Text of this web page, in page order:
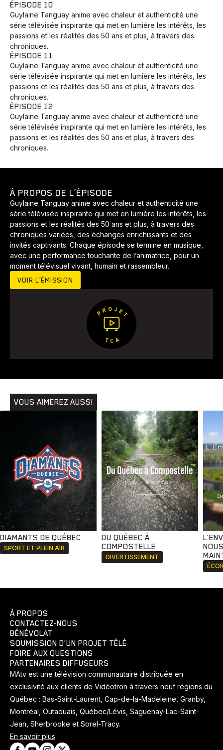
Animaux Avenir Bingo Communauté Culture
Histoires
Voyage
ÉPISODE 10
Guylaine Tanguay anime avec chaleur et authenticité une
série télévisée inspirante qui met en lumière les intérêts, les
passions et les réalités des 50 ans et plus, à travers des
chroniques.
ÉPISODE 11
Guylaine Tanguay anime avec chaleur et authenticité une
série télévisée inspirante qui met en lumière les intérêts, les
passions et les réalités des 50 ans et plus, à travers des
chroniques.
ÉPISODE 12
Guylaine Tanguay anime avec chaleur et authenticité une
série télévisée inspirante qui met en lumière les intérêts, les
passions et les réalités des 50 ans et plus, à travers des
chroniques.
À PROPOS DE L’ÉPISODE
Guylaine Tanguay anime avec chaleur et authenticité une
série télévisée inspirante qui met en lumière les intérêts, les
passions et les réalités des 50 ans et plus, à travers des
chroniques variées, des échanges enrichissants et des
invités captivants. Chaque épisode se termine en musique,
avec une performance touchante de l’animatrice, pour un
moment télévisuel vivant, humain et rassembleur.
VOIR L’ÉMISSION
VOUS AIMEREZ AUSSI
DIAMANTS DE QUÉBEC
SPORT ET PLEIN AIR
DU QUÉBEC À
COMPOSTELLE
DIVERTISSEMENT
À PROPOS
CONTACTEZ-NOUS
BÉNÉVOLAT
SOUMISSION D'UN PROJET TÉLÉ
FOIRE AUX QUESTIONS
PARTENAIRES DIFFUSEURS
MAtv est une télévision communautaire distribuée en
exclusivité aux clients de Vidéotron à travers neuf régions du
Québec : Bas-Saint-Laurent, Cap-de-la-Madeleine, Granby,
Montréal, Outaouais, Québec/Lévis, Saguenay-Lac-Saint-
Jean, Sherbrooke et Sorel-Tracy.
En savoir plus